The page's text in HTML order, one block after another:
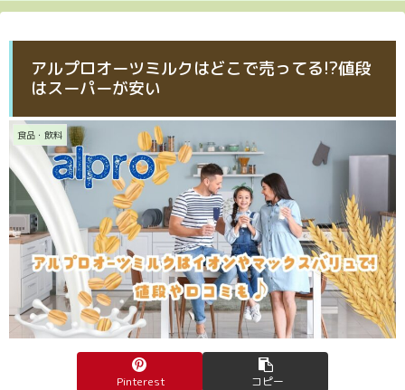
アルプロオーツミルクはどこで売ってる!?値段
はスーパーが安い
食品・飲料
Pinterest コピー